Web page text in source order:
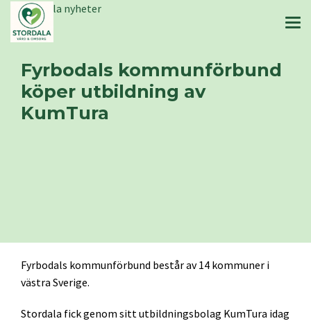
Stordala nyheter
Fyrbodals kommunförbund
köper utbildning av
KumTura
Fyrbodals kommunförbund består av 14 kommuner i
västra Sverige.
Stordala fick genom sitt utbildningsbolag KumTura idag